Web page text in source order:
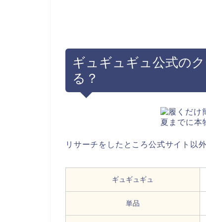
ギュギュギュ公式の
る？
リサーチをしたところ公式サイト以
ギュギュギュ
単品